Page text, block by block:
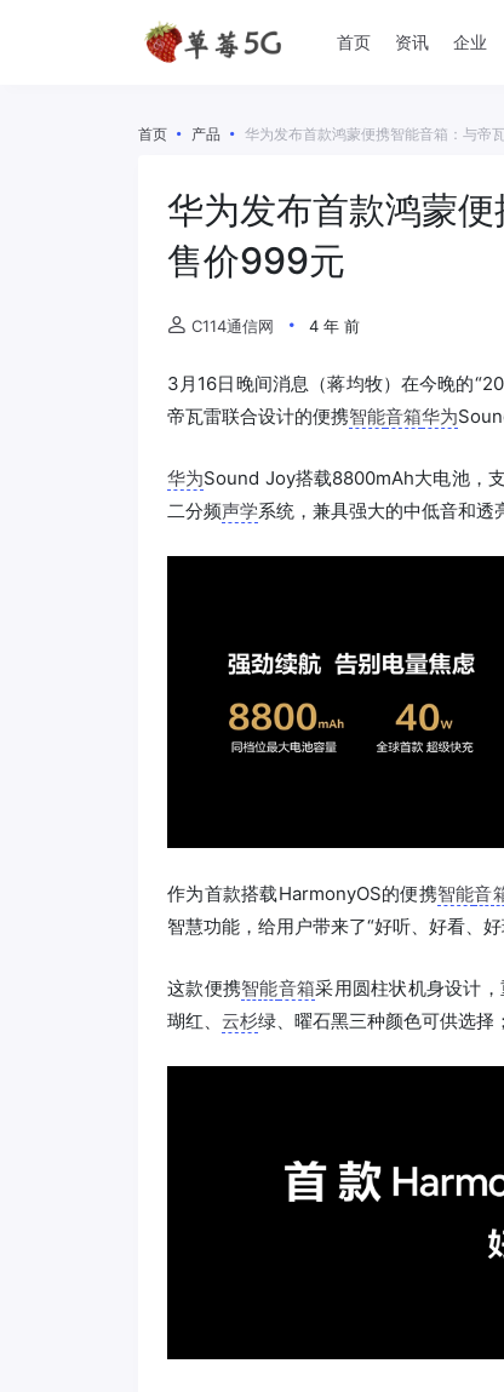
首页 资讯 企业
首页 产品 华为发布首款鸿蒙便携智能音箱：与帝
华为发布首款鸿蒙便
售价999元
C114通信网 4 年 前
3月16日晚间消息（蒋均牧）在今晚的
帝瓦雷联合设计的便携智能音箱华为
华为Sound Joy搭载8800mAh大电池，
二分频声学系统，兼具强大的中低音和透
作为首款搭载HarmonyOS的便携智能音
智慧功能，给用户带来了“好听、好看、好
这款便携智能音箱采用圆柱状机身设计
瑚红、 云杉绿、曜石黑三种颜色可供选择